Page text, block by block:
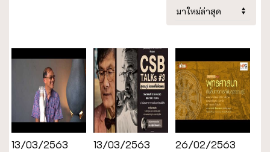
13/03/2563
13/03/2563
26/02/2563